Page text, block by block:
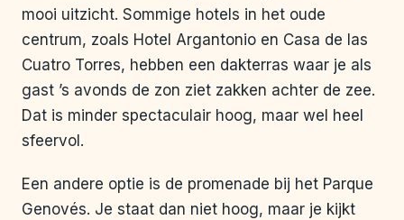
mooi uitzicht. Sommige hotels in het oude
centrum, zoals Hotel Argantonio en Casa de las
Cuatro Torres, hebben een dakterras waar je als
gast ’s avonds de zon ziet zakken achter de zee.
Dat is minder spectaculair hoog, maar wel heel
sfeervol.
Een andere optie is de promenade bij het Parque
Genovés. Je staat dan niet hoog, maar je kijkt